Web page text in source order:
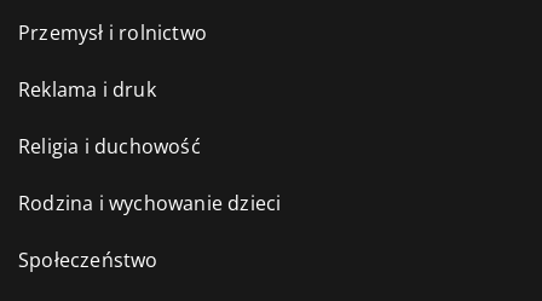
Przemysł i rolnictwo
Reklama i druk
Religia i duchowość
Rodzina i wychowanie dzieci
Społeczeństwo